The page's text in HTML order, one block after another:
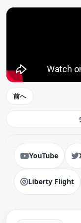
前へ
YouTube
Liberty Flight